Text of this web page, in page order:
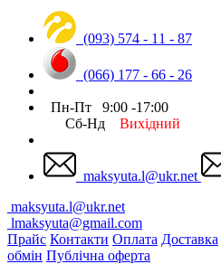
(093) 574 - 11 - 87
(066) 177 - 66 - 26
Пн-Пт 9:00 -17:00
Сб-Нд Вихідний
maksyuta.l@ukr.net
maksyuta.l@ukr.net
lmaksyuta@gmail.com
Прайс Контакти Оплата Доставка
обмін Публічна оферта